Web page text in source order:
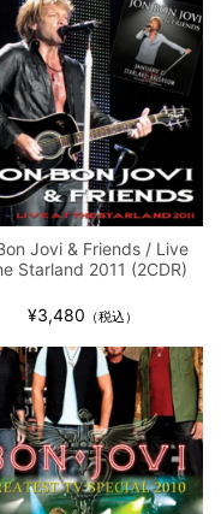
Jovi & Friends / Live
Starland 2011 (2CDR)
¥3,480 （税込）